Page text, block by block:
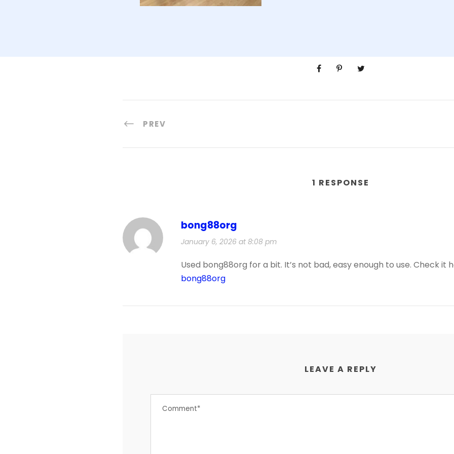
PREV
1 RESPONSE
bong88org
January 6, 2026 at 8:08 pm
Used bong88org for a bit. It’s not bad, easy enough to use. Check it
bong88org
LEAVE A REPLY